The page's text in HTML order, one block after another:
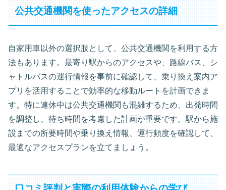
公共交通機関を使ったアクセスの詳細
自家用車以外の選択肢として、公共交通機関を利用する方
法もあります。最寄り駅からのアクセスや、路線バス、シ
ャトルバスの運行情報を事前に確認して、乗り換え案内ア
プリを活用することで効率的な移動ルートを計画できま
す。特に連休中は公共交通機関も混雑するため、出発時間
を調整し、待ち時間を考慮した計画が重要です。駅から施
設までの所要時間や乗り換え情報、運行頻度を確認して、
最適なアクセスプランを立てましょう。